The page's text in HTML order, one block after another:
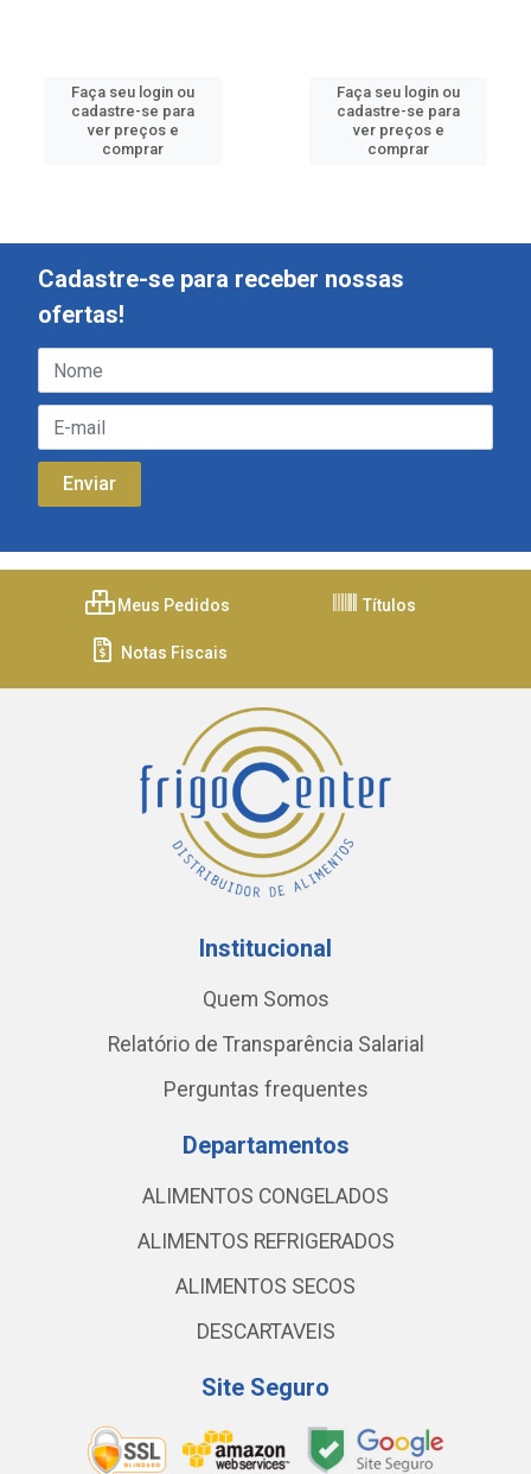
Faça seu login ou
cadastre-se para
ver preços e
comprar
Faça seu login ou
cadastre-se para
ver preços e
comprar
Cadastre-se para receber nossas
ofertas!
Meus Pedidos Títulos
Notas Fiscais
Institucional
Quem Somos
Relatório de Transparência Salarial
Perguntas frequentes
Departamentos
ALIMENTOS CONGELADOS
ALIMENTOS REFRIGERADOS
ALIMENTOS SECOS
DESCARTAVEIS
Site Seguro